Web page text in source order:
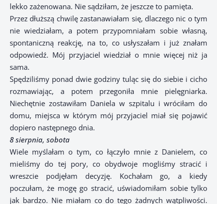
lekko zażenowana. Nie sądziłam, że jeszcze to pamięta.
Przez dłuższą chwilę zastanawiałam się, dlaczego nic o tym
nie wiedziałam, a potem przypomniałam sobie własną,
spontaniczną reakcję, na to, co usłyszałam i już znałam
odpowiedź. Mój przyjaciel wiedział o mnie więcej niż ja
sama.
Spędziliśmy ponad dwie godziny tuląc się do siebie i cicho
rozmawiając, a potem przegoniła mnie pielęgniarka.
Niechętnie zostawiłam Daniela w szpitalu i wróciłam do
domu, miejsca w którym mój przyjaciel miał się pojawić
dopiero następnego dnia.
8 sierpnia, sobota
Wiele myślałam o tym, co łączyło mnie z Danielem, co
mieliśmy do tej pory, co obydwoje mogliśmy stracić i
wreszcie podjęłam decyzję. Kochałam go, a kiedy
poczułam, że mogę go stracić, uświadomiłam sobie tylko
jak bardzo. Nie miałam co do tego żadnych wątpliwości.